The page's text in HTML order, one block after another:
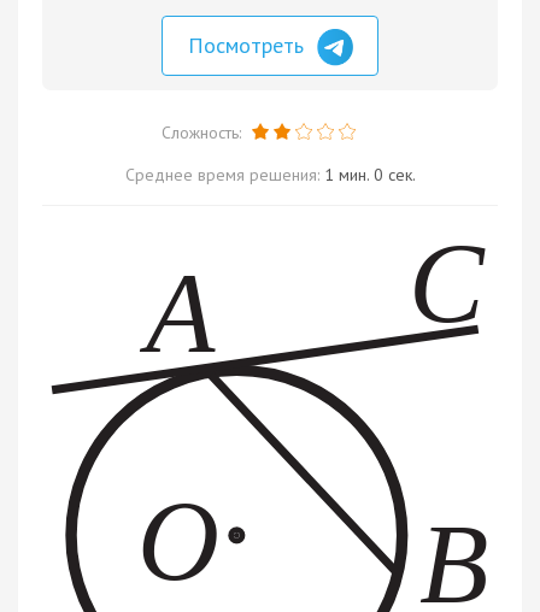
Посмотреть
Сложность:
Среднее время решения: 1 мин. 0 сек.